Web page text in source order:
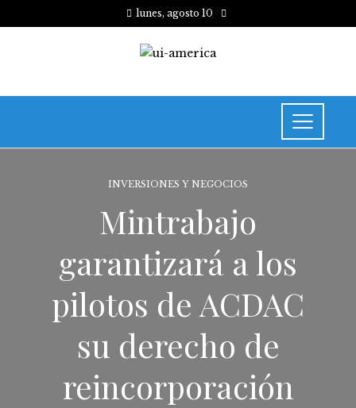
lunes, agosto 10
INVERSIONES Y NEGOCIOS
Mintrabajo
garantizará a los
pilotos de ACDAC
su derecho de
reincorporación